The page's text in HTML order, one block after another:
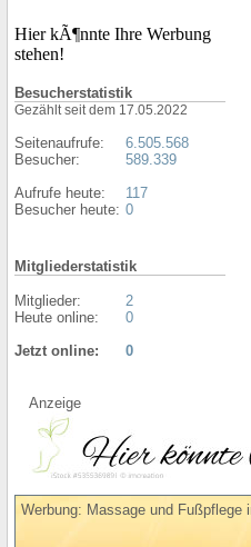
Hier kÃ¶nnte Ihre Werbung
stehen!
Besucherstatistik
Gezählt seit dem 17.05.2022
Seitenaufrufe:
Besucher:
Aufrufe heute:
Besucher heute:
6.505.568
589.339
117
0
Mitgliederstatistik
Mitglieder:
Heute online:
2
0
Jetzt online:
0
Anzeige
Werbung: Massage und Fußpflege